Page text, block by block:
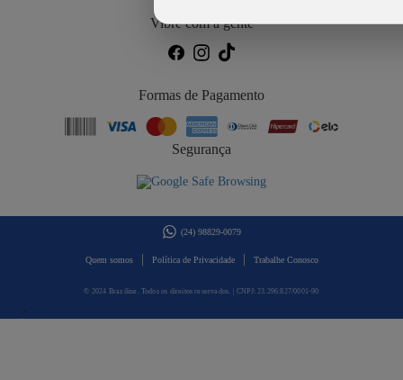
Vibre com a gente
Formas de Pagamento
Segurança
(24) 98829-0079
Quem somos Política de Privacidade Trabalhe Conosco
© 2024 Braziline. Todos os direitos reservados. | CNPJ: 23.296.827/0001-90
>